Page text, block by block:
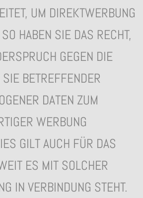
UM DIREKTWERBUNG
HABEN SIE DAS RECHT,
GEGEN DIE
BETREFFENDER
DATEN ZUM
WERBUNG
GILT AUCH FÜR DAS
ES MIT SOLCHER
IN VERBINDUNG STEHT.